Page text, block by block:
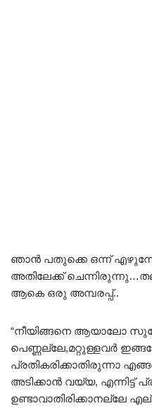
ഞാൻ പതുക്കെ ഒന്ന്
അതിലേക്ക്
ആകെ ഒരു അമ്പരപ്പ്..
“നീയിങ്ങനെ ആയാലോ
പെണ്ണല്ലേ,മറ്റുള്ളവർ
പ്രതികരിക്കാതിരുന്നാ
അടിക്കാൻ വയ്യ, എന്നിട്ട്
ഉണ്ടാവാതിരിക്കാനല്ലേ